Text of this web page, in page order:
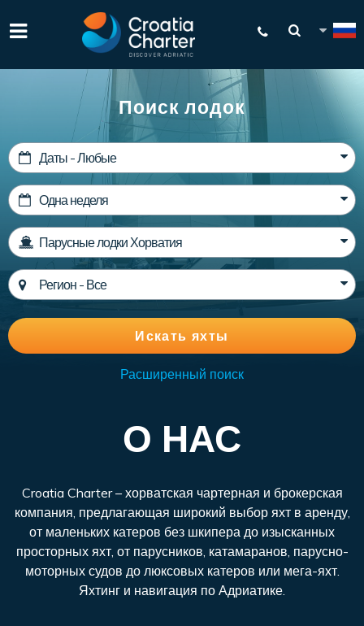
Поиск лодок
Расширенный поиск
О НАС
Croatia Charter – хорватская чартерная и брокерская
компания, предлагающая широкий выбор яхт в аренду,
от маленьких катеров без шкипера до изысканных
просторных яхт, от парусников, катамаранов, парусно-
моторных судов до люксовых катеров или мега-яхт.
Яхтинг и навигация по Адриатике.